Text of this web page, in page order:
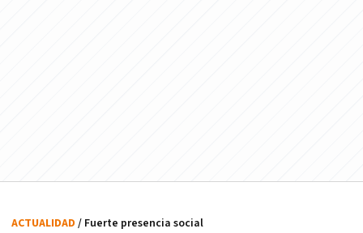
ACTUALIDAD / Fuerte presencia social